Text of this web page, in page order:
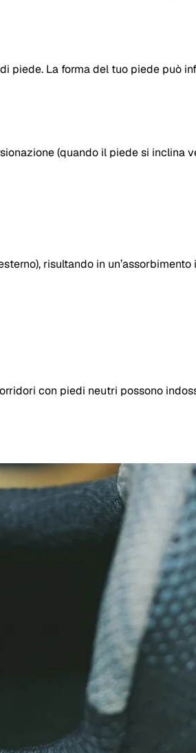
piede. La forma del tuo piede può
(quando il piede si inclina
risultando in
con piedi neutri possono